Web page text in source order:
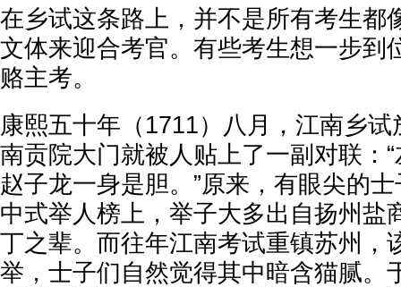
在乡试这条路上，并不是所有考生都
文体来迎合考官。有些考生想一步到
赂主考。
康熙五十年（1711）八月，江南乡
南贡院大门就被人贴上了一副对联：
赵子龙一身是胆。”原来，有眼尖的
中式举人榜上，举子大多出自扬州盐
丁之辈。而往年江南考试重镇苏州，
举，士子们自然觉得其中暗含猫腻。